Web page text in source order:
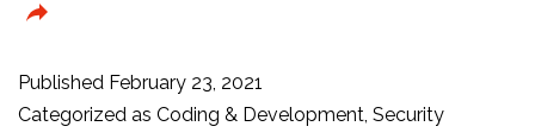
Linux
Mint?
Published February 23, 2021
Categorized as Coding & Development, Security